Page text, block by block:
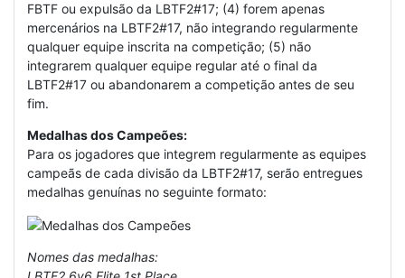
FBTF ou expulsão da LBTF2#17; (4) forem apenas
mercenários na LBTF2#17, não integrando regularmente
qualquer equipe inscrita na competição; (5) não
integrarem qualquer equipe regular até o final da
LBTF2#17 ou abandonarem a competição antes de seu
fim.
Medalhas dos Campeões:
Para os jogadores que integrem regularmente as equipes
campeãs de cada divisão da LBTF2#17, serão entregues
medalhas genuínas no seguinte formato:
Nomes das medalhas: